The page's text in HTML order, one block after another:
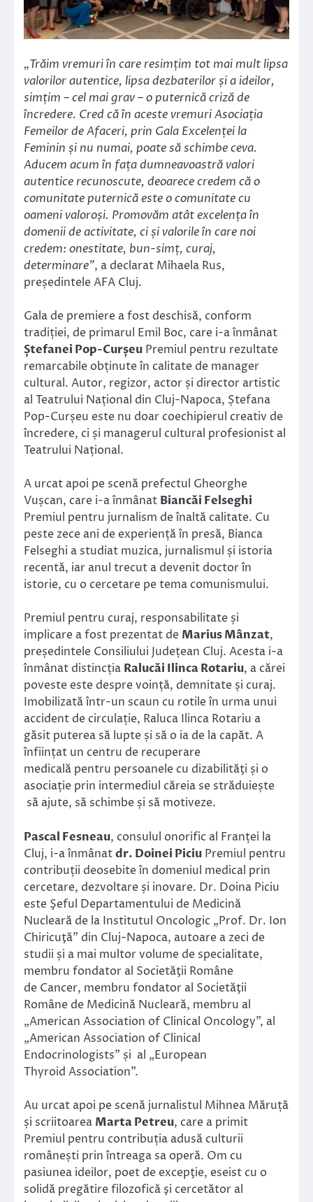
„Trăim vremuri în care resimțim tot mai mult lipsa
valorilor autentice, lipsa dezbaterilor și a ideilor,
simțim – cel mai grav – o puternică criză de
încredere. Cred că în aceste vremuri Asociația
Femeilor de Afaceri, prin Gala Excelenței la
Feminin și nu numai, poate să schimbe ceva.
Aducem acum în fața dumneavoastră valori
autentice recunoscute, deoarece credem că o
comunitate puternică este o comunitate cu
oameni valoroși. Promovăm atât excelența în
domenii de activitate, ci și valorile în care noi
credem: onestitate, bun-simț, curaj,
determinare”, a declarat Mihaela Rus,
președintele AFA Cluj.
Gala de premiere a fost deschisă, conform
tradiției, de primarul Emil Boc, care i-a înmânat
Ștefanei Pop-Curșeu Premiul pentru rezultate
remarcabile obținute în calitate de manager
cultural. Autor, regizor, actor și director artistic
al Teatrului Național din Cluj-Napoca, Ștefana
Pop-Curșeu este nu doar coechipierul creativ de
încredere, ci și managerul cultural profesionist al
Teatrului Național.
A urcat apoi pe scenă prefectul Gheorghe
Vușcan, care i-a înmânat Biancăi Felseghi
Premiul pentru jurnalism de înaltă calitate. Cu
peste zece ani de experiență în presă, Bianca
Felseghi a studiat muzica, jurnalismul și istoria
recentă, iar anul trecut a devenit doctor în
istorie, cu o cercetare pe tema comunismului.
Premiul pentru curaj, responsabilitate și
implicare a fost prezentat de Marius Mânzat,
președintele Consiliului Județean Cluj. Acesta i-a
înmânat distincția Ralucăi Ilinca Rotariu, a cărei
poveste este despre voință, demnitate și curaj.
Imobilizată într-un scaun cu rotile în urma unui
accident de circulație, Raluca Ilinca Rotariu a
găsit puterea să lupte și să o ia de la capăt. A
înființat un centru de recuperare
medicală pentru persoanele cu dizabilităţi și o
asociație prin intermediul căreia se străduiește
să ajute, să schimbe și să motiveze.
Pascal Fesneau, consulul onorific al Franței la
Cluj, i-a înmânatdr. Doinei Piciu Premiul pentru
contribuții deosebite în domeniul medical prin
cercetare, dezvoltare și inovare. Dr. Doina Piciu
este Şeful Departamentului de Medicină
Nucleară de la Institutul Oncologic „Prof. Dr. Ion
Chiricuţă” din Cluj-Napoca, autoare a zeci de
studii și a mai multor volume de specialitate,
membru fondator al Societăţii Române
de Cancer, membru fondator al Societăţii
Române de Medicină Nucleară, membru al
„American Association of Clinical Oncology”, al
„American Association of Clinical
Endocrinologists” și al „European
Thyroid Association”.
Au urcat apoi pe scenă jurnalistul Mihnea Măruță
și scriitoarea Marta Petreu, care a primit
Premiul pentru contribuția adusă culturii
românești prin întreaga sa operă. Om cu
pasiunea ideilor, poet de excepţie, eseist cu o
solidă pregătire filozofică şi cercetător al